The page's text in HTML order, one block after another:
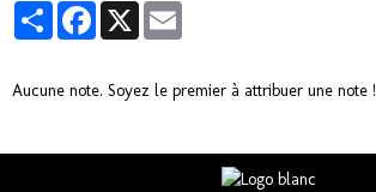
PartagerFacebook
X
Aucune note. Soyez le premier à attribuer une note !